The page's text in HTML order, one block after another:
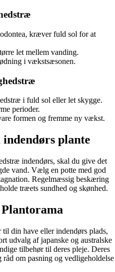
kræver fuld sol for at
let mellem vanding.
i vækstsæsonen.
i fuld sol eller let skygge.
perioder.
formen og fremme ny vækst.
plante
indendørs, skal du give det
vand. Vælg en potte med god
Regelmæssig beskæring
træets sundhed og skønhed.
din have eller indendørs plads,
udvalg af japanske og australske
tilbehør til deres pleje. Deres
råd om pasning og vedligeholdelse